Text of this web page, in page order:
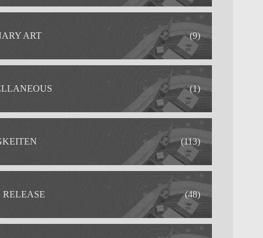
ART (9)
(1)
(113)
RELEASE (48)